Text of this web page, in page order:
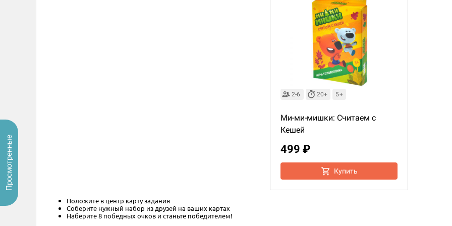
2-6 20+ 5+
Ми-ми-мишки: Считаем с
Кешей
499 ₽
Купить
Положите в центр карту задания
Соберите нужный набор из друзей на ваших картах
Наберите 8 победных очков и станьте победителем!
Просмотренные
"Мир фантастики.
Стругацкие"